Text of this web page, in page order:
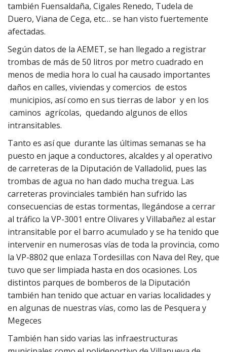
también Fuensaldaña, Cigales Renedo, Tudela de
Duero, Viana de Cega, etc… se han visto fuertemente
afectadas.
Según datos de la AEMET, se han llegado a registrar
trombas de más de 50 litros por metro cuadrado en
menos de media hora lo cual ha causado importantes
daños en calles, viviendas y comercios de estos
municipios, así como en sus tierras de labor y en los
caminos agrícolas, quedando algunos de ellos
intransitables.
Tanto es así que durante las últimas semanas se ha
puesto en jaque a conductores, alcaldes y al operativo
de carreteras de la Diputación de Valladolid, pues las
trombas de agua no han dado mucha tregua. Las
carreteras provinciales también han sufrido las
consecuencias de estas tormentas, llegándose a cerrar
al tráfico la VP-3001 entre Olivares y Villabañez al estar
intransitable por el barro acumulado y se ha tenido que
intervenir en numerosas vías de toda la provincia, como
la VP-8802 que enlaza Tordesillas con Nava del Rey, que
tuvo que ser limpiada hasta en dos ocasiones. Los
distintos parques de bomberos de la Diputación
también han tenido que actuar en varias localidades y
en algunas de nuestras vías, como las de Pesquera y
Megeces
También han sido varias las infraestructuras